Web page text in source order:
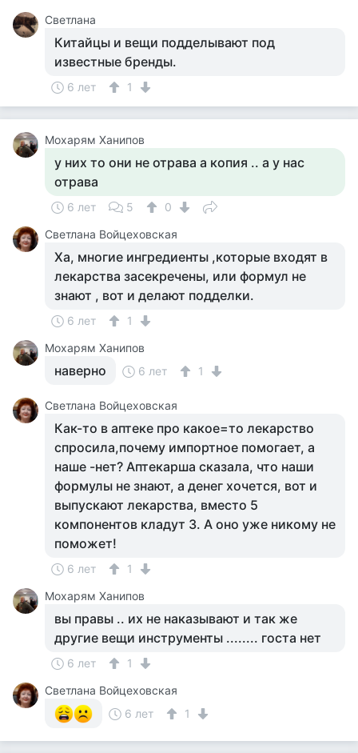
Светлана
Китайцы и вещи подделывают под
известные бренды.
6 лет 1
Мохарям Ханипов
у них то они не отрава а копия .. а у нас
отрава
6 лет 5
0
Светлана Войцеховская
Ха, многие ингредиенты ,которые входят в
лекарства засекречены, или формул не
знают , вот и делают подделки.
6 лет
1
Мохарям Ханипов
наверно 6 лет 1
Светлана Войцеховская
Как-то в аптеке про какое=то лекарство
спросила,почему импортное помогает, а
наше -нет? Аптекарша сказала, что наши
формулы не знают, а денег хочется, вот и
выпускают лекарства, вместо 5
компонентов кладут 3. А оно уже никому не
поможет!
6 лет
1
Мохарям Ханипов
вы правы .. их не наказывают и так же
другие вещи инструменты ........ госта нет
6 лет
1
Светлана Войцеховская
6 лет
1